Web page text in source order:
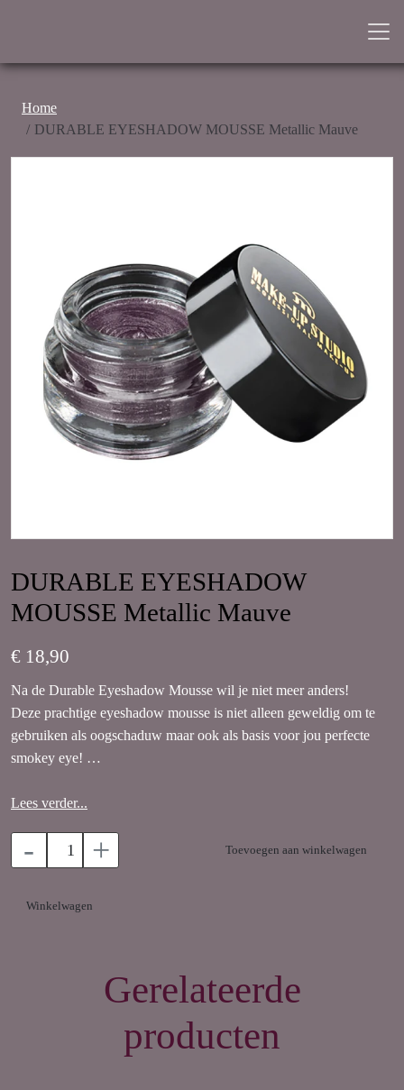
Home
DURABLE EYESHADOW MOUSSE Metallic Mauve
DURABLE EYESHADOW
MOUSSE Metallic Mauve
€ 18,90
Na de Durable Eyeshadow Mousse wil je niet meer anders!
Deze prachtige eyeshadow mousse is niet alleen geweldig om te
gebruiken als oogschaduw maar ook als basis voor jou perfecte
smokey eye!
Deze mousse is waterproof en blijft gedurende de dag prachtig
Lees verder...
- + Toevoegen aan winkelwagen
Winkelwagen
Gerelateerde
producten